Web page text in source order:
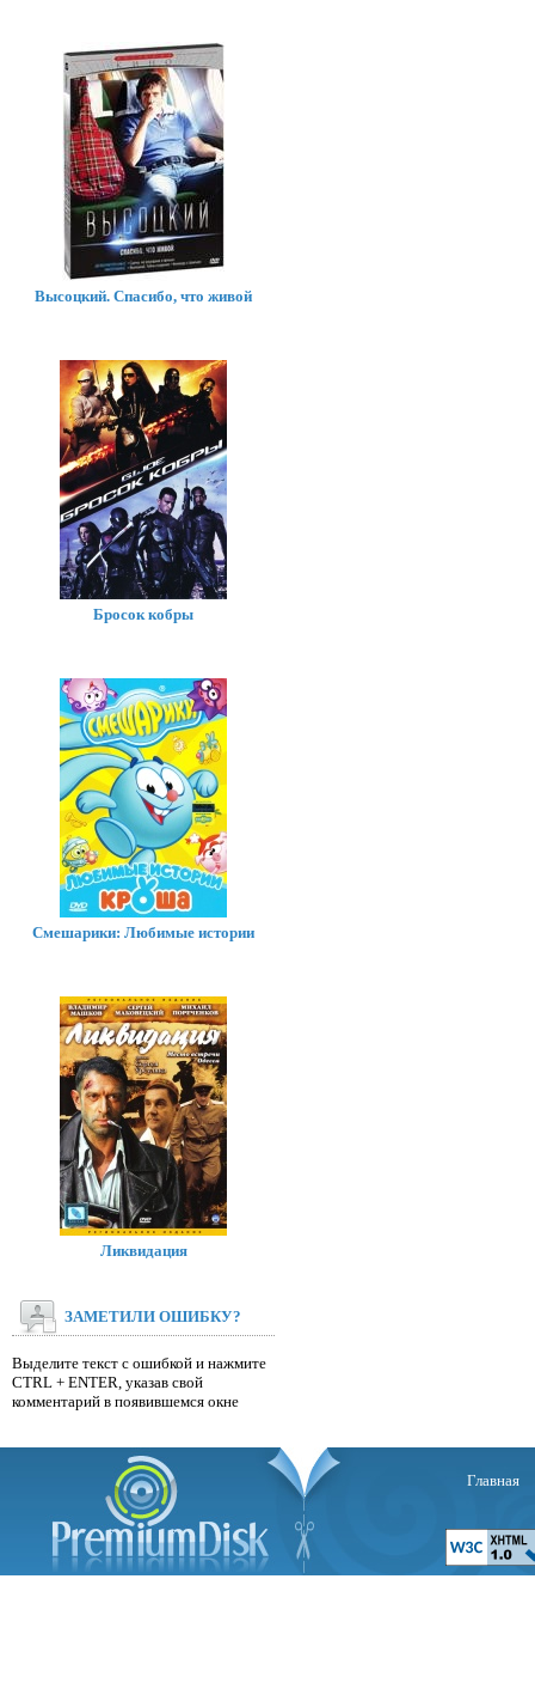
Высоцкий. Спасибо, что живой
Бросок кобры
Смешарики: Любимые истории
Ликвидация
ЗАМЕТИЛИ ОШИБКУ?
Выделите текст с ошибкой и нажмите
CTRL + ENTER, указав свой
комментарий в появившемся окне
Главная